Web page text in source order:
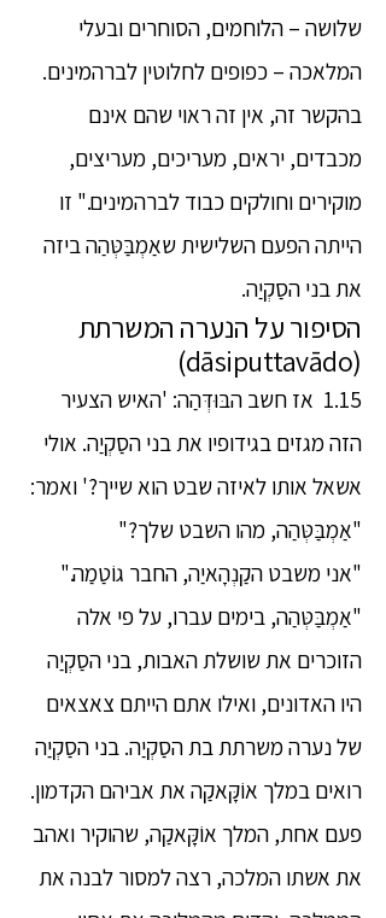
שלושה – הלוחמים, הסוחרים ובעלי
המלאכה – כפופים לחלוטין לברהמינים.
בהקשר זה, אין זה ראוי שהם אינם
מכבדים, יראים, מעריכים, מעריצים,
מוקירים וחולקים כבוד לברהמינים." זו
הייתה הפעם השלישית שאַמְבַּטְּהַה ביזה
את בני הסַקְיַה.
הסיפור על הנערה המשרתת
(dāsiputtavādo)
1.15 אז חשב הבּוּדְּהַה: 'האיש הצעיר
הזה מגזים בגידופיו את בני הסַקְיַה. אולי
אשאל אותו לאיזה שבט הוא שייך?' ואמר:
"אַמְבַּטְּהַה, מהו השבט שלך?"
"אני משבט הקַנְהָאיַה, החבר גוֹטַמַה."
"אַמְבַּטְּהַה, בימים עברו, על פי אלה
הזוכרים את שושלת האבות, בני הסַקְיַה
היו האדונים, ואילו אתם הייתם צאצאים
של נערה משרתת בת הסַקְיַה. בני הסַקְיַה
רואים במלך אוֹקָּאקַה את אביהם הקדמון.
פעם אחת, המלך אוֹקָּאקַה, שהוקיר ואהב
את אשתו המלכה, רצה למסור לבנה את